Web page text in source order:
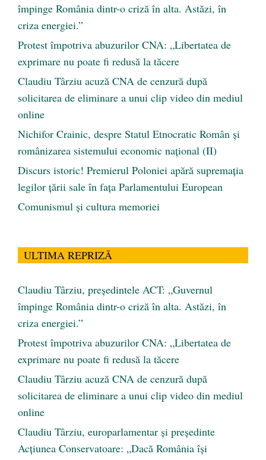
împinge România dintr-o criză în alta. Astăzi, în
criza energiei.”
Protest împotriva abuzurilor CNA: „Libertatea de
exprimare nu poate fi redusă la tăcere
Claudiu Târziu acuză CNA de cenzură după
solicitarea de eliminare a unui clip video din mediul
online
Nichifor Crainic, despre Statul Etnocratic Român şi
românizarea sistemului economic naţional (II)
Discurs istoric! Premierul Poloniei apără supremația
legilor țării sale în fața Parlamentului European
Comunismul şi cultura memoriei
ULTIMA REPRIZĂ
Claudiu Târziu, președintele ACT: „Guvernul
împinge România dintr-o criză în alta. Astăzi, în
criza energiei.”
Protest împotriva abuzurilor CNA: „Libertatea de
exprimare nu poate fi redusă la tăcere
Claudiu Târziu acuză CNA de cenzură după
solicitarea de eliminare a unui clip video din mediul
online
Claudiu Târziu, europarlamentar și președinte
Acțiunea Conservatoare: „Dacă România își